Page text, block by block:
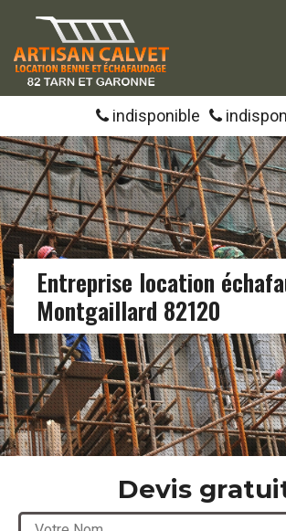
indisponible
Entreprise location
Montgaillard 82120
Devis